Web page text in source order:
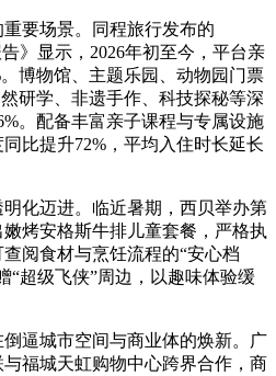
要场景。同程旅行发布的
告》显示，2026年初至今，平台亲
博物馆、主题乐园、动物园门票
研学、非遗手作、科技探秘等深
。配备丰富亲子课程与专属设施
比提升72%，平均入住时长延长
迈进。临近暑期，西贝举办第
烤安格斯牛排儿童套餐，严格执
阅食材与烹饪流程的“安心档
“超级飞侠”周边，以趣味体验缓
城市空间与商业体的焕新。广
福城天虹购物中心跨界合作，商